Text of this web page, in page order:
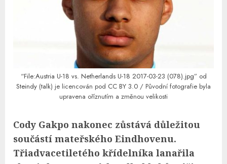
“File:Austria U-18 vs. Netherlands U-18 2017-03-23 (078).jpg” od
Steindy (talk) je licencován pod CC BY 3.0 / Původní fotografie byla
upravena oříznutím a změnou velikosti
Cody Gakpo nakonec zůstává důležitou
součástí mateřského Eindhovenu.
Třiadvacetiletého křídelníka lanařila